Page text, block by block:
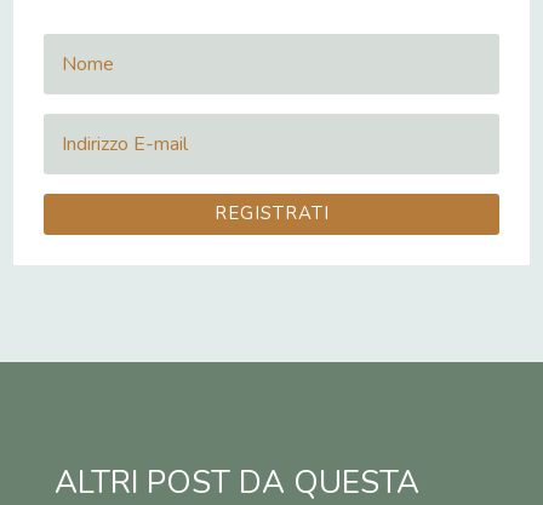
REGISTRATI
ALTRI POST DA QUESTA